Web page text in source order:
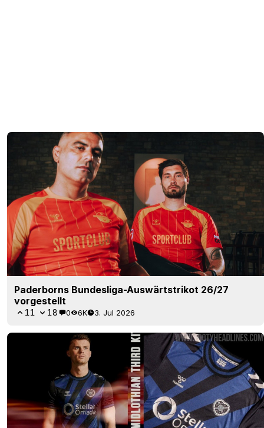
Paderborns Bundesliga-Auswärtstrikot 26/27
vorgestellt
11 18 0 6K 3. Jul 2026